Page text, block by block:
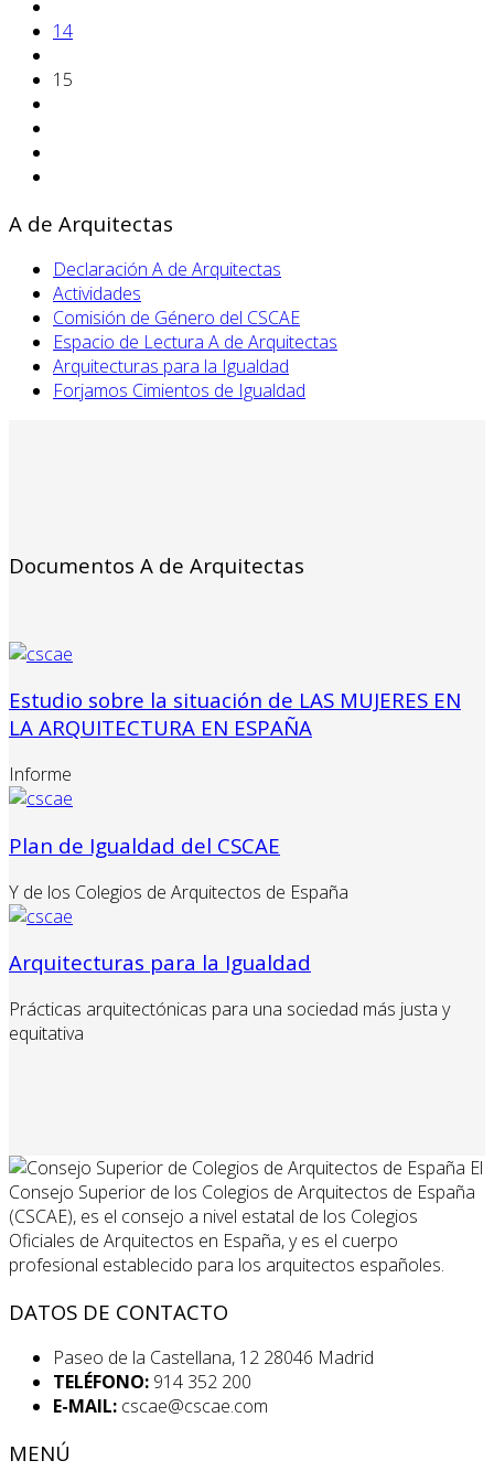
14
15
A de Arquitectas
Declaración A de Arquitectas
Actividades
Comisión de Género del CSCAE
Espacio de Lectura A de Arquitectas
Arquitecturas para la Igualdad
Forjamos Cimientos de Igualdad
Documentos A de Arquitectas
Estudio sobre la situación de LAS MUJERES EN
LA ARQUITECTURA EN ESPAÑA
Informe
Plan de Igualdad del CSCAE
Y de los Colegios de Arquitectos de España
Arquitecturas para la Igualdad
Prácticas arquitectónicas para una sociedad más justa y
equitativa
El
Consejo Superior de los Colegios de Arquitectos de España
(CSCAE), es el consejo a nivel estatal de los Colegios
Oficiales de Arquitectos en España, y es el cuerpo
profesional establecido para los arquitectos españoles.
DATOS DE CONTACTO
Paseo de la Castellana, 12 28046 Madrid
TELÉFONO: 914 352 200
E-MAIL: cscae@cscae.com
MENÚ